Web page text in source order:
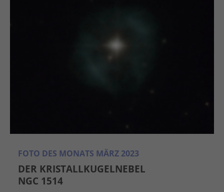
FOTO DES MONATS MÄRZ 2023
DER KRISTALLKUGELNEBEL
NGC 1514